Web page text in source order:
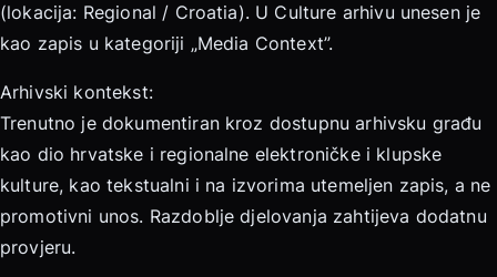
(lokacija: Regional / Croatia). U Culture arhivu unesen je
kao zapis u kategoriji „Media Context”.
Arhivski kontekst:
Trenutno je dokumentiran kroz dostupnu arhivsku građu
kao dio hrvatske i regionalne elektroničke i klupske
kulture, kao tekstualni i na izvorima utemeljen zapis, a ne
promotivni unos. Razdoblje djelovanja zahtijeva dodatnu
provjeru.